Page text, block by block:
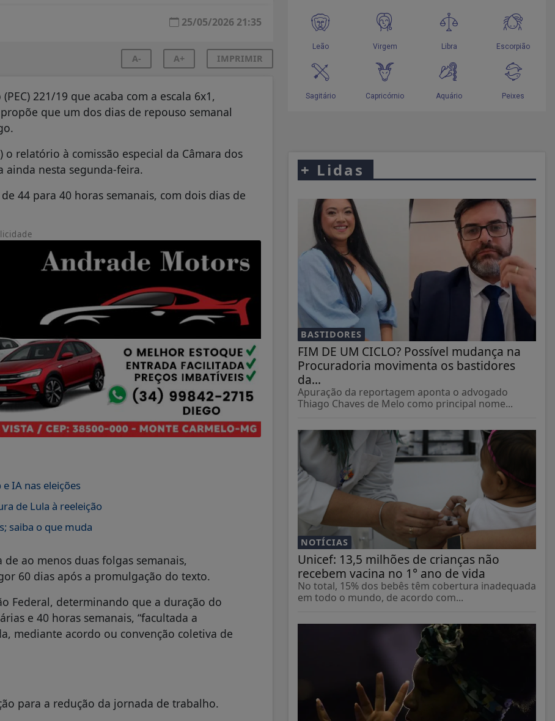
25/05/2026 21:35
A- A+ IMPRIMIR
221/19 que acaba com a escala 6x1,
que um dos dias de repouso semanal
relatório à comissão especial da Câmara dos
ainda nesta segunda-feira.
44 para 40 horas semanais, com dois dias de
IA nas eleições
de Lula à reeleição
saiba o que muda
ao menos duas folgas semanais,
60 dias após a promulgação do texto.
Federal, determinando que a duração do
e 40 horas semanais, “facultada a
mediante acordo ou convenção coletiva de
para a redução da jornada de trabalho.
+ Lidas
BASTIDORES
FIM DE UM CICLO? Possível mudança na
Procuradoria movimenta os bastidores
da...
Apuração da reportagem aponta o advogado
Thiago Chaves de Melo como principal nome...
NOTÍCIAS
Unicef: 13,5 milhões de crianças não
recebem vacina no 1° ano de vida
No total, 15% dos bebês têm cobertura inadequada
em todo o mundo, de acordo com...